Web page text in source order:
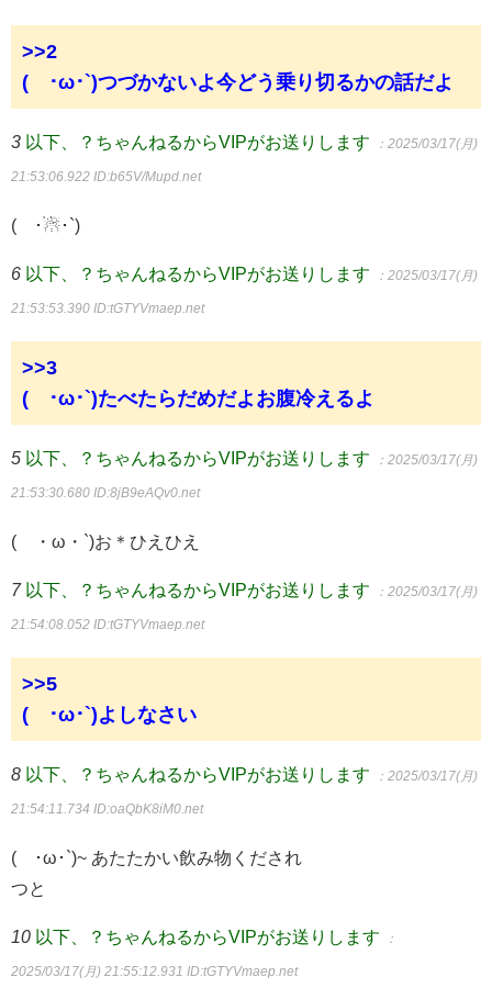
>>2
(´･ω･`)つづかないよ今どう乗り切るかの話だよ
3 以下、？ちゃんねるからVIPがお送りします ：2025/03/17(月)
21:53:06.922 ID:b65V/Mupd.net
(´･☃︎･`)
6 以下、？ちゃんねるからVIPがお送りします ：2025/03/17(月)
21:53:53.390 ID:tGTYVmaep.net
>>3
(´･ω･`)たべたらだめだよお腹冷えるよ
5 以下、？ちゃんねるからVIPがお送りします ：2025/03/17(月)
21:53:30.680 ID:8jB9eAQv0.net
(´・ω・`)お＊ひえひえ
7 以下、？ちゃんねるからVIPがお送りします ：2025/03/17(月)
21:54:08.052 ID:tGTYVmaep.net
>>5
(´･ω･`)よしなさい
8 以下、？ちゃんねるからVIPがお送りします ：2025/03/17(月)
21:54:11.734 ID:oaQbK8iM0.net
(´･ω･`)~ あたたかい飲み物くだされ
つと
10 以下、？ちゃんねるからVIPがお送りします ：
2025/03/17(月) 21:55:12.931 ID:tGTYVmaep.net